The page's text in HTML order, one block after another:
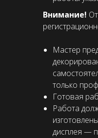
Внимание!
Мастер
только
Готовая
Работа
дисплея —